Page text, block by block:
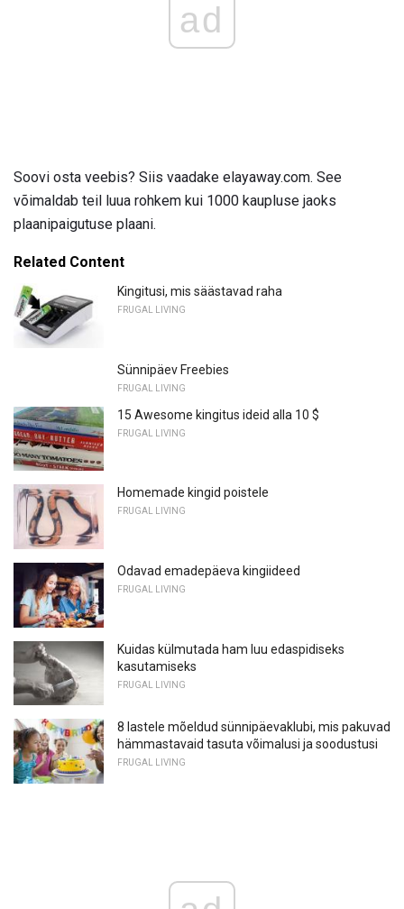
ad
Soovi osta veebis? Siis vaadake elayaway.com. See
võimaldab teil luua rohkem kui 1000 kaupluse jaoks
plaanipaigutuse plaani.
Related Content
Kingitusi, mis säästavad raha
FRUGAL LIVING
Sünnipäev Freebies
FRUGAL LIVING
15 Awesome kingitus ideid alla 10 $
FRUGAL LIVING
Homemade kingid poistele
FRUGAL LIVING
Odavad emadepäeva kingiideed
FRUGAL LIVING
Kuidas külmutada ham luu edaspidiseks
kasutamiseks
FRUGAL LIVING
8 lastele mõeldud sünnipäevaklubi, mis pakuvad
hämmastavaid tasuta võimalusi ja soodustusi
FRUGAL LIVING